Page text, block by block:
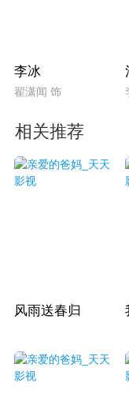
李冰
翟潇闻 饰
相关推荐
风雨送春归